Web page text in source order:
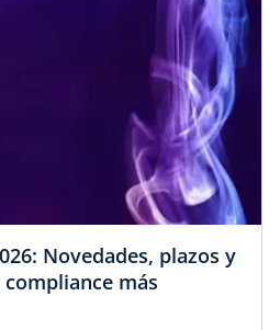
Novedades, plazos y
más